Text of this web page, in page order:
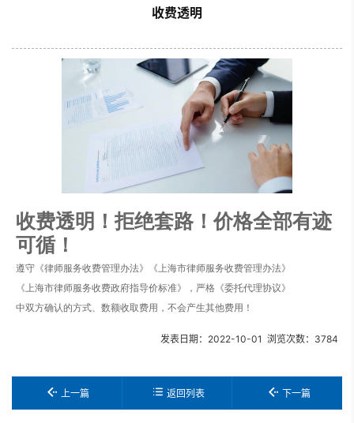
收费透明
收费透明！拒绝套路！价格全部有迹
可循！
遵守《律师服务收费管理办法》《上海市律师服务收费管理办法》
《上海市律师服务收费政府指导价标准》，严格《委托代理协议》
中双方确认的方式、数额收取费用，不会产生其他费用！
发表日期：2022-10-01 浏览次数：3784
上一篇 返回列表 下一篇